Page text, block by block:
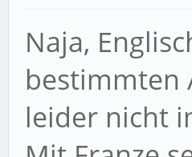
Naja,
bestimmten
leider nicht